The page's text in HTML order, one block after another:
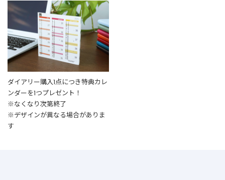
ダイアリー購入1点につき特典カレ
ンダーを1つプレゼント！
※なくなり次第終了
※デザインが異なる場合がありま
す